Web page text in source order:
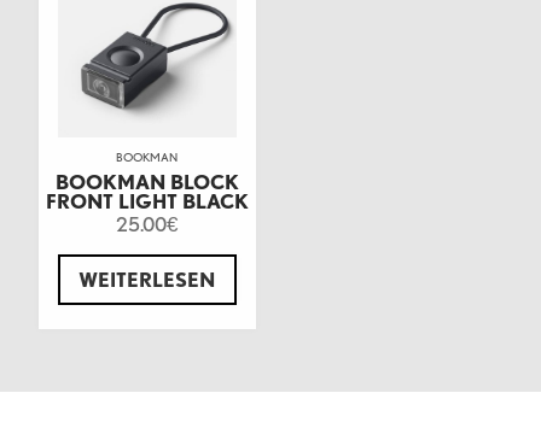
BOOKMAN
BOOKMAN BLOCK
FRONT LIGHT BLACK
25.00€
WEITERLESEN